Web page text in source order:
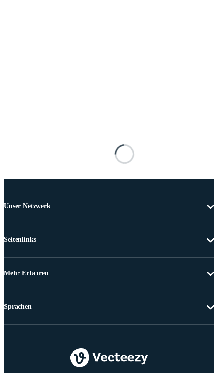
Unser Netzwerk
Seitenlinks
Mehr Erfahren
Sprachen